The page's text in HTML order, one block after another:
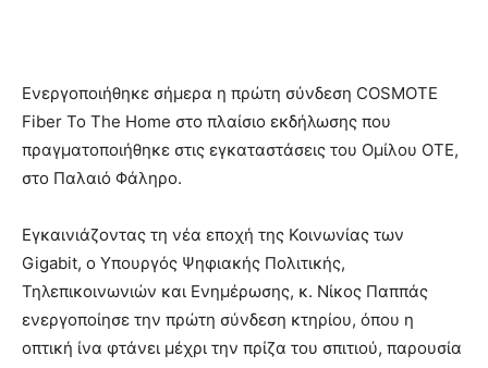
Ενεργοποιήθηκε σήμερα η πρώτη σύνδεση COSMOTE
Fiber To The Home στο πλαίσιο εκδήλωσης που
πραγματοποιήθηκε στις εγκαταστάσεις του Ομίλου ΟΤΕ,
στο Παλαιό Φάληρο.
Εγκαινιάζοντας τη νέα εποχή της Κοινωνίας των
Gigabit, ο Υπουργός Ψηφιακής Πολιτικής,
Τηλεπικοινωνιών και Ενημέρωσης, κ. Νίκος Παππάς
ενεργοποίησε την πρώτη σύνδεση κτηρίου, όπου η
οπτική ίνα φτάνει μέχρι την πρίζα του σπιτιού, παρουσία